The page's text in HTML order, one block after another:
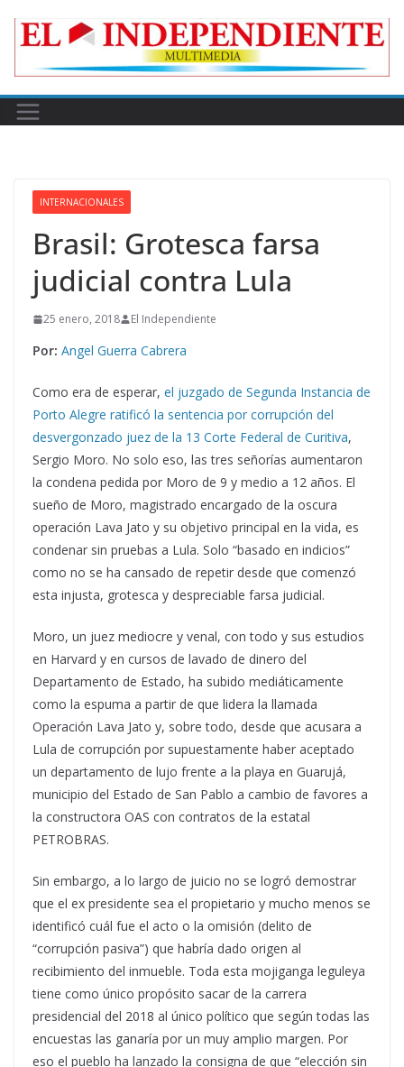
INTERNACIONALES
Brasil: Grotesca farsa
judicial contra Lula
25 enero, 2018 El Independiente
Por: Angel Guerra Cabrera
Como era de esperar, el juzgado de Segunda Instancia de
Porto Alegre ratificó la sentencia por corrupción del
desvergonzado juez de la 13 Corte Federal de Curitiva,
Sergio Moro. No solo eso, las tres señorías aumentaron
la condena pedida por Moro de 9 y medio a 12 años. El
sueño de Moro, magistrado encargado de la oscura
operación Lava Jato y su objetivo principal en la vida, es
condenar sin pruebas a Lula. Solo “basado en indicios”
como no se ha cansado de repetir desde que comenzó
esta injusta, grotesca y despreciable farsa judicial.
Moro, un juez mediocre y venal, con todo y sus estudios
en Harvard y en cursos de lavado de dinero del
Departamento de Estado, ha subido mediáticamente
como la espuma a partir de que lidera la llamada
Operación Lava Jato y, sobre todo, desde que acusara a
Lula de corrupción por supuestamente haber aceptado
un departamento de lujo frente a la playa en Guarujá,
municipio del Estado de San Pablo a cambio de favores a
la constructora OAS con contratos de la estatal
PETROBRAS.
Sin embargo, a lo largo de juicio no se logró demostrar
que el ex presidente sea el propietario y mucho menos se
identificó cuál fue el acto o la omisión (delito de
“corrupción pasiva”) que habría dado origen al
recibimiento del inmueble. Toda esta mojiganga leguleya
tiene como único propósito sacar de la carrera
presidencial del 2018 al único político que según todas las
encuestas las ganaría por un muy amplio margen. Por
eso el pueblo ha lanzado la consigna de que “elección sin